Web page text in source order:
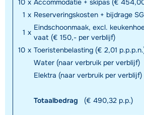
10 x Accommodatie + skipas (€
1 x Reserveringskosten + bijdrage
1 x
Eindschoonmaak, excl.
vaat (€ 150,- per verblijf)
10 x Toeristenbelasting (€ 2,01
Water (naar verbruik per verblijf)
Elektra (naar verbruik per verblijf)
Totaalbedrag (€ 490,32 p.p.)